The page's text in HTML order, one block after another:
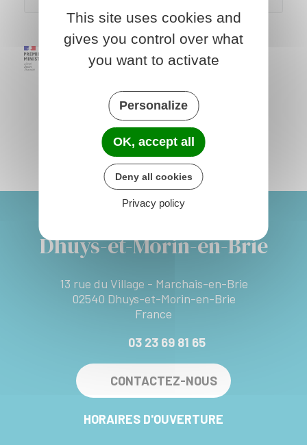
Dhuys-et-Morin-en-Brie
13 rue du Village - Marchais-en-Brie
02540 Dhuys-et-Morin-en-Brie
France
03 23 69 81 65
CONTACTEZ-NOUS
HORAIRES D'OUVERTURE
This site uses cookies and
gives you control over what
you want to activate
Personalize
OK, accept all
Deny all cookies
Privacy policy